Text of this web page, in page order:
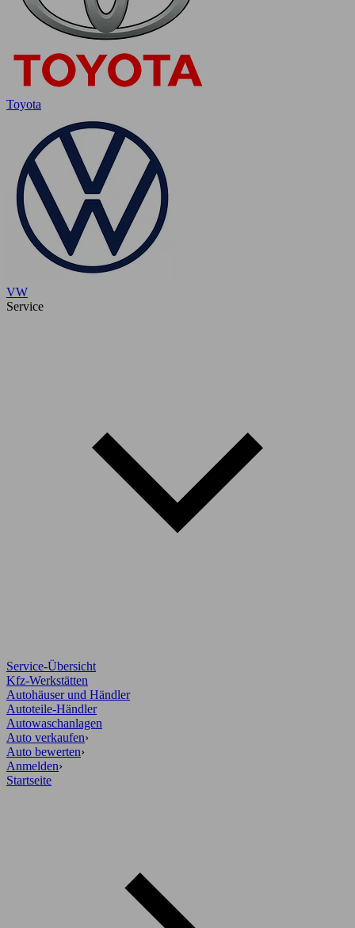
Toyota
VW
Service
Service-Übersicht
Kfz-Werkstätten
Autohäuser und Händler
Autoteile-Händler
Autowaschanlagen
Auto verkaufen›
Auto bewerten›
Anmelden›
Startseite